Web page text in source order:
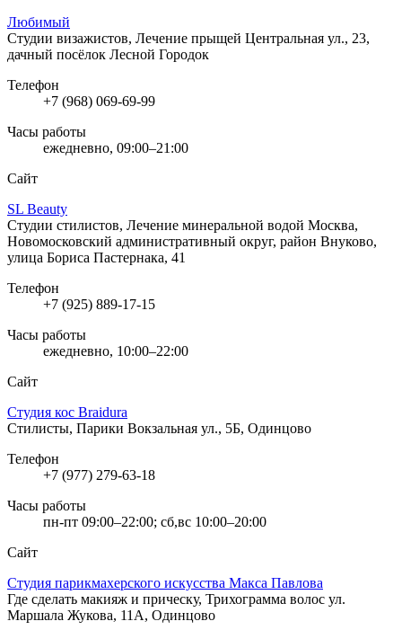
Любимый
Студии визажистов, Лечение прыщей Центральная ул., 23,
дачный посёлок Лесной Городок
Телефон
+7 (968) 069-69-99
Часы работы
ежедневно, 09:00–21:00
Сайт
SL Beauty
Студии стилистов, Лечение минеральной водой Москва,
Новомосковский административный округ, район Внуково,
улица Бориса Пастернака, 41
Телефон
+7 (925) 889-17-15
Часы работы
ежедневно, 10:00–22:00
Сайт
Студия кос Braidura
Стилисты, Парики Вокзальная ул., 5Б, Одинцово
Телефон
+7 (977) 279-63-18
Часы работы
пн-пт 09:00–22:00; сб,вс 10:00–20:00
Сайт
Студия парикмахерского искусства Макса Павлова
Где сделать макияж и прическу, Трихограмма волос ул.
Маршала Жукова, 11А, Одинцово